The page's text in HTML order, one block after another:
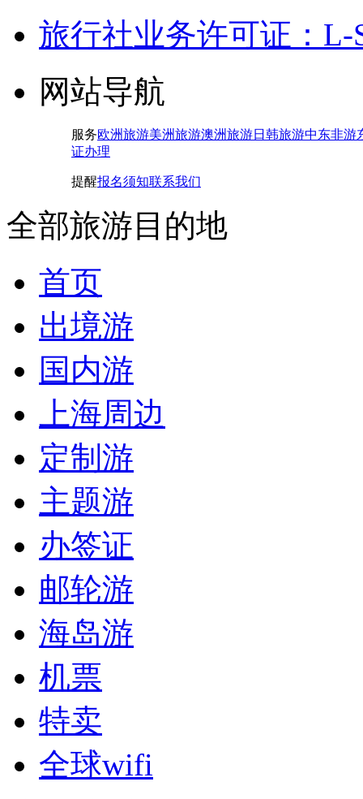
旅行社业务许可证：L-
网站导航
服务欧洲旅游美洲旅游澳洲旅游日韩旅游中东非游
证办理
提醒报名须知联系我们
全部旅游目的地
首页
出境游
国内游
上海周边
定制游
主题游
办签证
邮轮游
海岛游
机票
特卖
全球wifi